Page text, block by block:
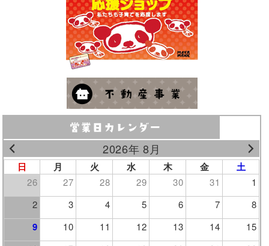
2026年 8月
日 月 火 水 木 金 土
26 27 28 29 30 31
1
2
3 4 5 6 7 8
9 10 11 12 13 14
15